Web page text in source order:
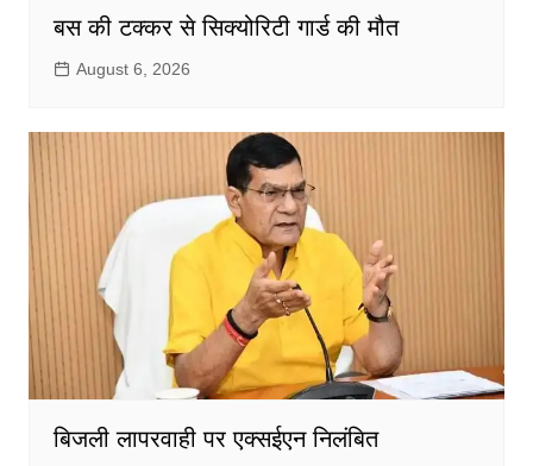
बस की टक्कर से सिक्योरिटी गार्ड की मौत
August 6, 2026
बिजली लापरवाही पर एक्सईएन निलंबित